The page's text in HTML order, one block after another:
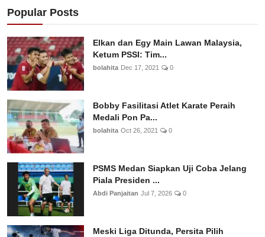
Popular Posts
Elkan dan Egy Main Lawan Malaysia,
Ketum PSSI: Tim...
bolahita Dec 17, 2021 0
Bobby Fasilitasi Atlet Karate Peraih
Medali Pon Pa...
bolahita Oct 26, 2021 0
PSMS Medan Siapkan Uji Coba Jelang
Piala Presiden ...
Abdi Panjaitan Jul 7, 2026 0
Meski Liga Ditunda, Persita Pilih